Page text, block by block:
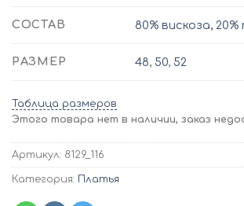
СОСТАВ 80% вискоза,
РАЗМЕР 48, 50, 52
Таблица размеров
Этого товара нет в наличии, заказ
Артикул: 8129_116
Категория: Платья